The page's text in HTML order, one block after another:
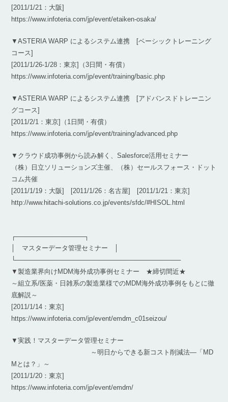
[2011/1/21：大阪]
https://www.infoteria.com/jp/event/etaiken-osaka/
▼ASTERIA WARP によるシステム連携 [ベーシックトレーニング
コース]
[2011/1/26-1/28：東京]（3日間・有償）
https://www.infoteria.com/jp/event/training/basic.php
▼ASTERIA WARP によるシステム連携 [アドバンスドトレーニン
グコース]
[2011/2/1：東京]（1日間・有償）
https://www.infoteria.com/jp/event/training/advanced.php
▼クラウド成功事例から読み解く、Salesforce活用セミナー
（株）日立ソリューションズ主催、（株）セールスフォース・ドット
コム共催
[2011/1/19：大阪] [2011/1/26：名古屋] [2011/1/21：東京]
http://www.hitachi-solutions.co.jp/events/sfdc/#HISOL.html
┌───────────────┐
│ マスターデータ管理セミナー │
└────────────────────────────────────
▼製造業界向けMDM海外成功事例セミナー ★締切間近★
～組立系/医薬・日雑系の製造業様でのMDM海外成功事例をもとに徹
底解説～
[2011/1/14：東京]
https://www.infoteria.com/jp/event/emdm_c01seizou/
▼実践！マスターデータ管理セミナー
～明日からできる新コスト削減法―「MD
Mとは？」～
[2011/1/20：東京]
https://www.infoteria.com/jp/event/emdm/